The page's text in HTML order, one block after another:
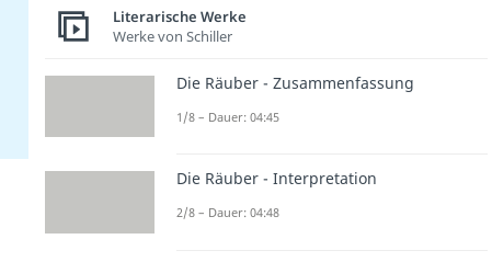
Literarische Werke
Werke von Schiller
Die Räuber - Zusammenfassung
1/8 – Dauer: 04:45
Die Räuber - Interpretation
2/8 – Dauer: 04:48